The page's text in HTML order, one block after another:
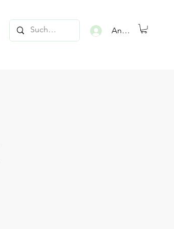
Anmelden